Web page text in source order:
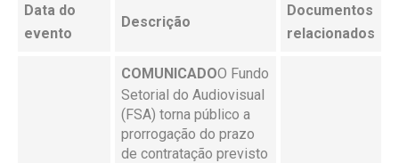
Data do
evento
Descrição
Documentos
relacionados
COMUNICADOO Fundo
Setorial do Audiovisual
(FSA) torna público a
prorrogação do prazo
de contratação previsto